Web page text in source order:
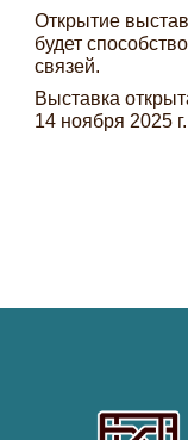
Открытие
будет
связей.
Выставка
14 ноября 2025 г.